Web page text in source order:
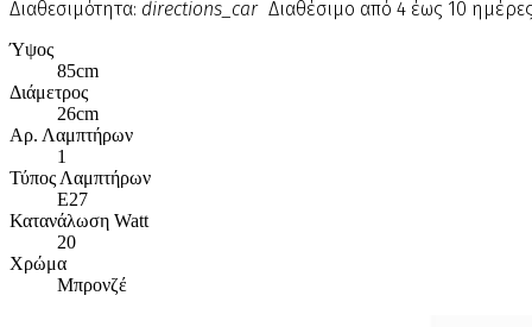
Διαθεσιμότητα: directions_car Διαθέσιμο από 4 έως 10
Ύψος
85cm
Διάμετρος
26cm
Αρ. Λαμπτήρων
1
Τύπος Λαμπτήρων
E27
Κατανάλωση Watt
20
Χρώμα
Μπρονζέ